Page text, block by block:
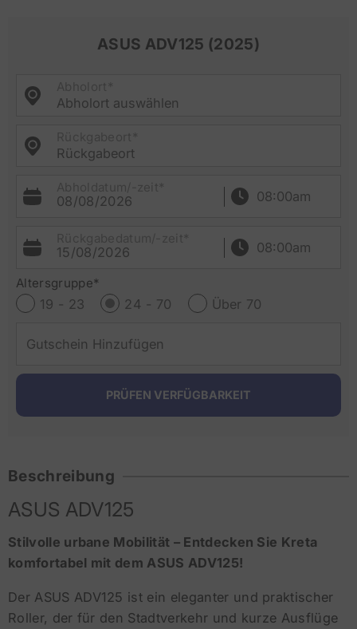
ASUS ADV125 (2025)
Abholort auswählen
Rückgabeort
08/08/2026
15/08/2026
Altersgruppe*
19 - 23 24 - 70 Über 70
Beschreibung
ASUS ADV125
Stilvolle urbane Mobilität – Entdecken Sie Kreta
komfortabel mit dem ASUS ADV125!
Der ASUS ADV125 ist ein eleganter und praktischer
Roller, der für den Stadtverkehr und kurze Ausflüge